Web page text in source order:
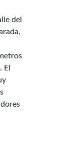
del
El